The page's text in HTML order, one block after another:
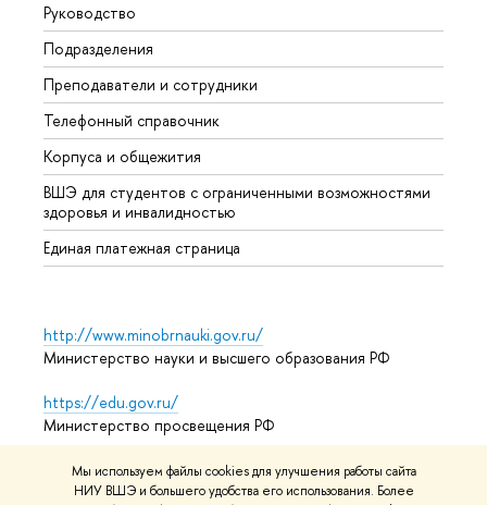
Мы используем файлы cookies для улучшения работы сайта
НИУ ВШЭ и большего удобства его использования. Более
Руководство
Подразделения
Преподаватели и сотрудники
Телефонный справочник
Корпуса и общежития
ВШЭ для студентов с ограниченными возможностями
здоровья и инвалидностью
Единая платежная страница
http://www.minobrnauki.gov.ru/
Министерство науки и высшего образования РФ
https://edu.gov.ru/
Министерство просвещения РФ
https://elearning.hse.ru/mooc
Массовые открытые онлайн-курсы